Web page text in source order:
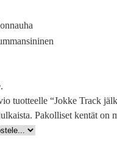
tuotteelle “Jokke Track
Pakolliset kentät on